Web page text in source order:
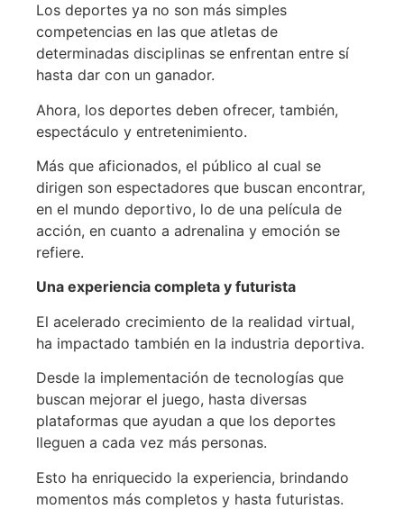
Los deportes ya no son más simples
competencias en las que atletas de
determinadas disciplinas se enfrentan entre sí
hasta dar con un ganador.
Ahora, los deportes deben ofrecer, también,
espectáculo y entretenimiento.
Más que aficionados, el público al cual se
dirigen son espectadores que buscan encontrar,
en el mundo deportivo, lo de una película de
acción, en cuanto a adrenalina y emoción se
refiere.
Una experiencia completa y futurista
El acelerado crecimiento de la realidad virtual,
ha impactado también en la industria deportiva.
Desde la implementación de tecnologías que
buscan mejorar el juego, hasta diversas
plataformas que ayudan a que los deportes
lleguen a cada vez más personas.
Esto ha enriquecido la experiencia, brindando
momentos más completos y hasta futuristas.